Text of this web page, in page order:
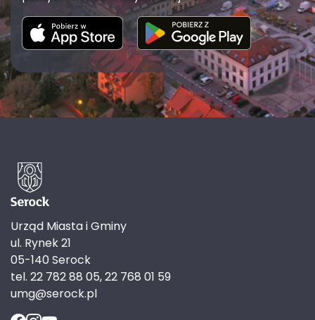
Urząd Miasta i Gminy
ul. Rynek 21
05-140 Serock
tel. 22 782 88 05, 22 768 01 59
umg@serock.pl